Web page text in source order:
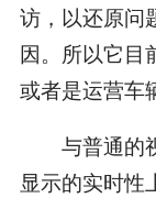
访，以还原问
因。所以它目
或者是运营车
与普通的视
显示的实时性